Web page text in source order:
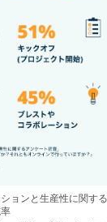
ョンと生産性に関す